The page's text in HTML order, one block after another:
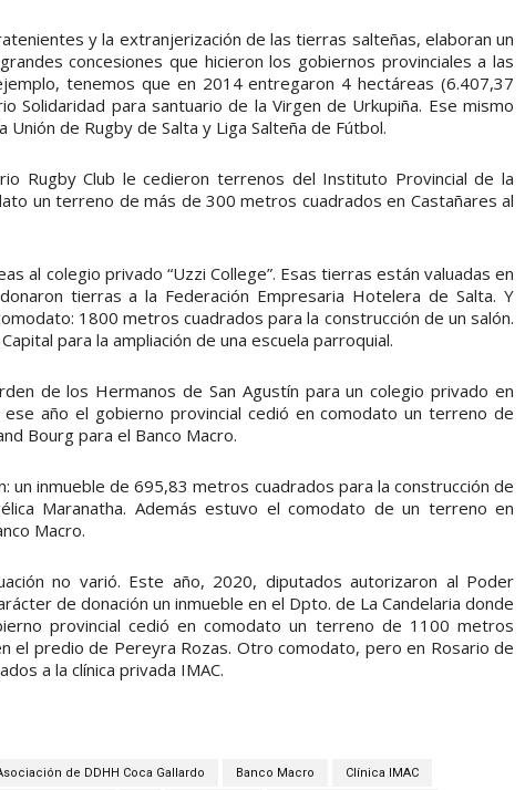
y la extranjerización de las tierras salteñas, elaboran un
concesiones que hicieron los gobiernos provinciales a las
tenemos que en 2014 entregaron 4 hectáreas (6.407,37
Solidaridad para santuario de la Virgen de Urkupiña. Ese mismo
de Rugby de Salta y Liga Salteña de Fútbol.
Rugby Club le cedieron terrenos del Instituto Provincial de la
un terreno de más de 300 metros cuadrados en Castañares al
al colegio privado “Uzzi College”. Esas tierras están valuadas en
tierras a la Federación Empresaria Hotelera de Salta. Y
1800 metros cuadrados para la construcción de un salón.
para la ampliación de una escuela parroquial.
de los Hermanos de San Agustín para un colegio privado en
ese año el gobierno provincial cedió en comodato un terreno de
Bourg para el Banco Macro.
un inmueble de 695,83 metros cuadrados para la construcción de
Maranatha. Además estuvo el comodato de un terreno en
Macro.
no varió. Este año, 2020, diputados autorizaron al Poder
de donación un inmueble en el Dpto. de La Candelaria donde
provincial cedió en comodato un terreno de 1100 metros
el predio de Pereyra Rozas. Otro comodato, pero en Rosario de
a la clínica privada IMAC.
de DDHH Coca Gallardo Banco Macro Clínica IMAC